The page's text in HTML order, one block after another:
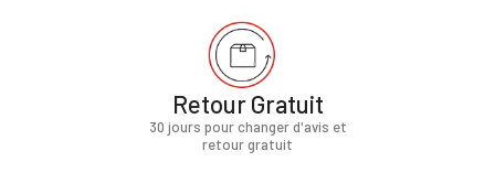
Retour Gratuit
30 jours pour changer d'avis et
retour gratuit